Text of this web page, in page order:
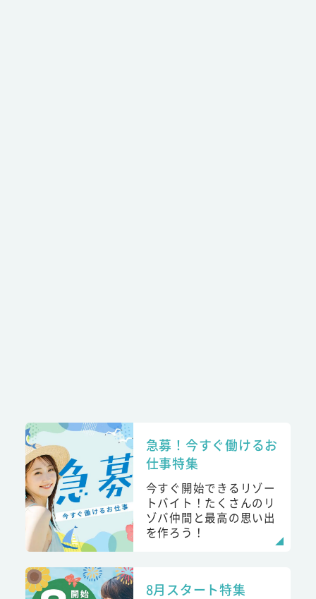
急募！今すぐ働けるお
仕事特集
今すぐ開始できるリゾー
トバイト！たくさんのリ
ゾバ仲間と最高の思い出
を作ろう！
8月スタート特集